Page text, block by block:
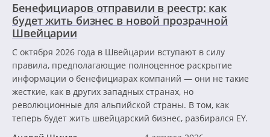
Бенефициаров отправили в реестр: как
будет жить бизнес в новой прозрачной
Швейцарии
С октября 2026 года в Швейцарии вступают в силу
правила, предполагающие полноценное раскрытие
информации о бенефициарах компаний — они не такие
жесткие, как в других западных странах, но
революционные для альпийской страны. В том, как
теперь будет жить швейцарский бизнес, разбирался EY.